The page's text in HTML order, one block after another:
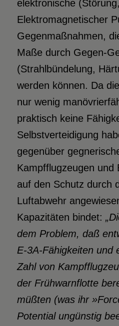
elektronische
Elektromagnetischer
Gegenmaßnahmen,
Maße durch Gegen-
(Strahlbündelung,
werden können. Da
nur wenig
praktisch keine
Selbstverteidigung
gegenüber
Kampfflugzeugen und
auf den Schutz durch
Luftabwehr
Kapazitäten bindet:
dem Problem, daß
E-3A-Fähigkeiten und
Zahl von
der Frühwarnflotte
müßten (was ihr
Potential ungünstig